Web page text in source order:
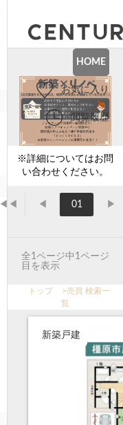
HOME
お気に入り
閲覧履歴
※詳細についてはお問
い合わせください。
◀◀ ◀ 01 ▶
全1ページ中1ページ
目を表示
トップ >売買 検索一
覧
新築戸建